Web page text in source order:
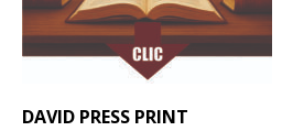
DAVID PRESS PRINT